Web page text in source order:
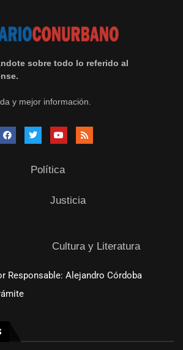
sobre todo lo referido al
y mejor información.
Política
Justicia
Cultura y Literatura
Responsable: Alejandro Córdoba